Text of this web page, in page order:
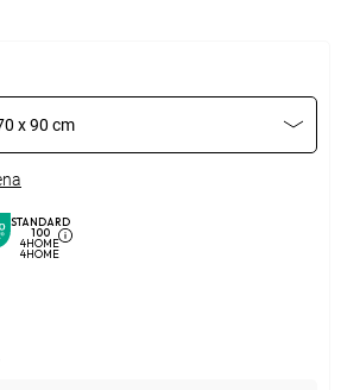
x 90 cm
STANDARD
100
4HOME
4HOME